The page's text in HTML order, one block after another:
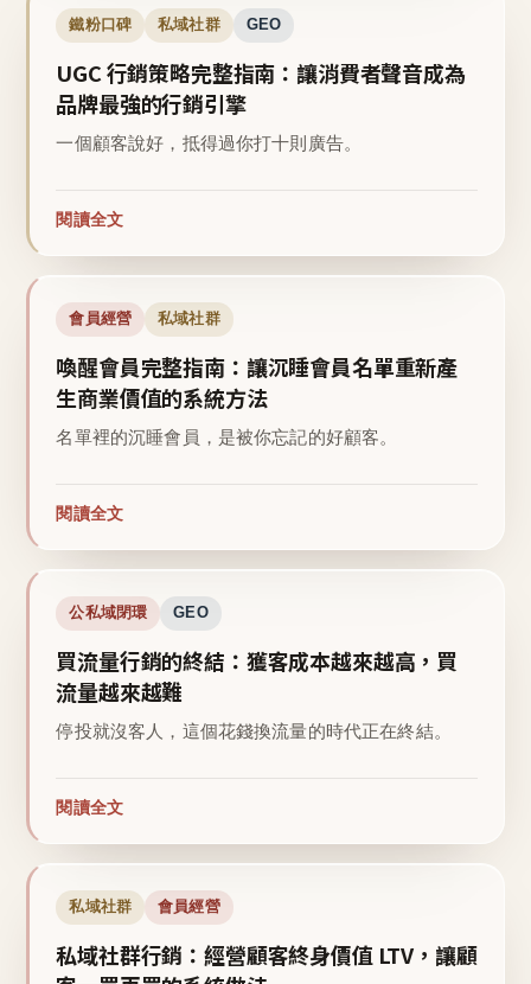
鐵粉口碑 私域社群 GEO
UGC 行銷策略完整指南：讓消費者聲音成為
品牌最強的行銷引擎
一個顧客說好，抵得過你打十則廣告。
閱讀全文
會員經營 私域社群
喚醒會員完整指南：讓沉睡會員名單重新產
生商業價值的系統方法
名單裡的沉睡會員，是被你忘記的好顧客。
閱讀全文
公私域閉環 GEO
買流量行銷的終結：獲客成本越來越高，買
流量越來越難
停投就沒客人，這個花錢換流量的時代正在終結。
閱讀全文
私域社群 會員經營
私域社群行銷：經營顧客終身價值 LTV，讓顧